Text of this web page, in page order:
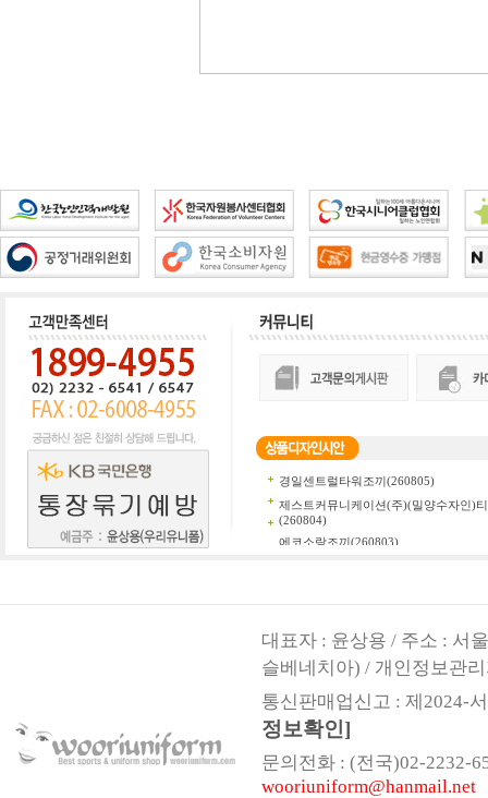
대표자 : 윤상용 / 주소 : 서
슬베네치아) / 개인정보관
통신판매업신고 : 제2024-
정보확인]
문의전화 : (전국)02-2232-
wooriuniform@hanmail.net